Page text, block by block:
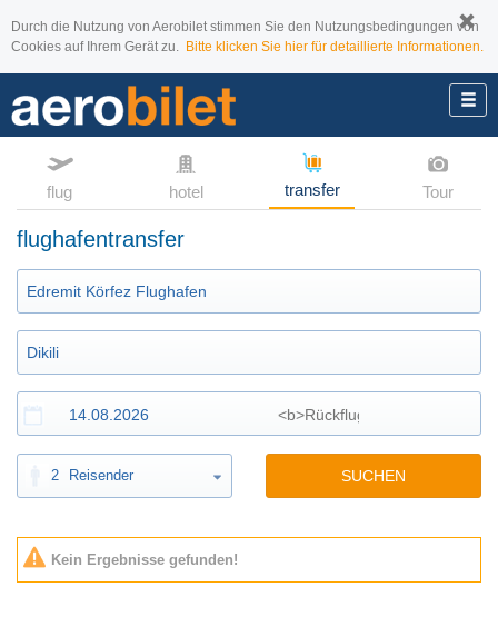
Durch die Nutzung von Aerobilet stimmen Sie den Nutzungsbedingungen von
Cookies auf Ihrem Gerät zu. Bitte klicken Sie hier für detaillierte Informationen.
flug hotel transfer Tour
flughafentransfer
2 Reisender SUCHEN
Kein Ergebnisse gefunden!